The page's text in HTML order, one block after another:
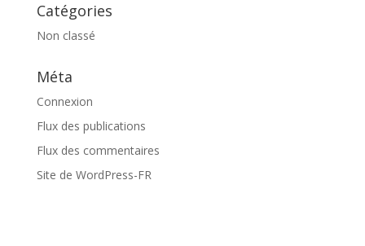
Catégories
Non classé
Méta
Connexion
Flux des publications
Flux des commentaires
Site de WordPress-FR